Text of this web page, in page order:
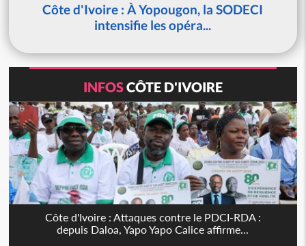
Côte d'Ivoire : À Yopougon, la SODECI
intensifie les opéra...
INFOSCÔTE D'IVOIRE
Côte d'Ivoire : Attaques contre le PDCI-RDA :
depuis Daloa, Yapo Yapo Calice affirme...